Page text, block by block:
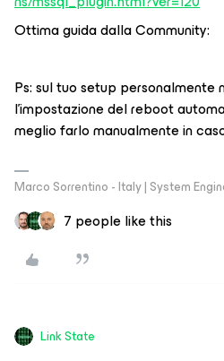
Ottima guida dalla Community:
Ps: sul tuo setup personalmente
l’impostazione del reboot
meglio farlo manualmente in
Marco Sorrentino - Italy | System
7 people like this
Link State